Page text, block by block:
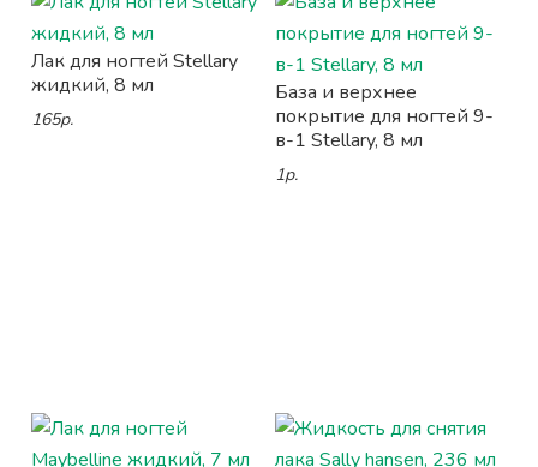
Лак для ногтей Stellary
жидкий, 8 мл
165р.
База и верхнее
покрытие для ногтей 9-
в-1 Stellary, 8 мл
1р.